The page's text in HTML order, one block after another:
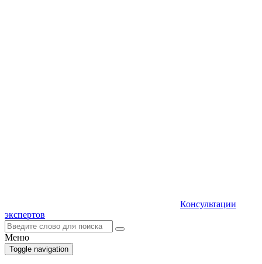
Консультации
экспертов
Меню
Toggle navigation